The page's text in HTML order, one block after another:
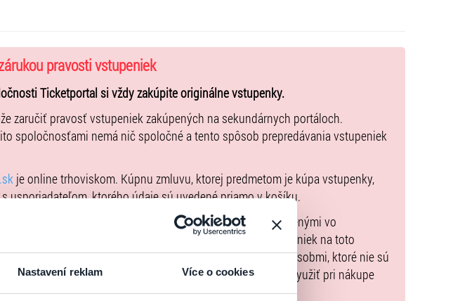
Nastavení reklam Více o cookies
pravosti vstupeniek
Ticketportal si vždy zakúpite originálne vstupenky.
zaručiť pravosť vstupeniek zakúpených na sekundárnych portáloch.
spoločnosťami nemá nič spoločné a tento spôsob prepredávania vstupeniek
je online trhoviskom. Kúpnu zmluvu, ktorej predmetom je kúpa vstupenky,
usporiadateľom, ktorého údaje sú uvedené priamo v košíku.
na toto podujatie je možné uhradiť len spôsobmi uvedenými vo
. Upozorňujeme, že kúpne ceny vstupeniek na toto
uhradiť prostredníctvom Poukazov GoOut, ani inými spôsobmi, ktoré nie sú
obchodných podmienkach
. Poukazy GoOut môžete využiť pri nákupe
stránkegoout.net, ak tam nie je uvedené inak.